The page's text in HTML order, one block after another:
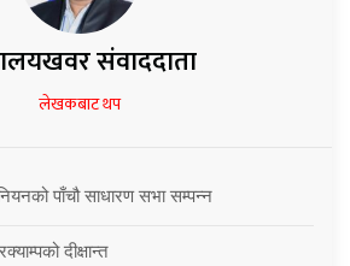
संवाददाता
लेखकबाट थप
पाँचौ साधारण सभा सम्पन्न
दीक्षान्त